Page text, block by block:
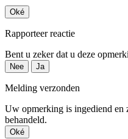
Oké
Rapporteer reactie
Bent u zeker dat u deze
Nee Ja
Melding verzonden
Uw opmerking is ingediend en
behandeld.
Oké